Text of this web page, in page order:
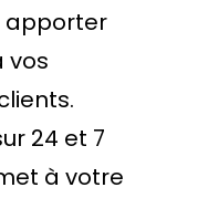
apporter
vos
24 et 7
à votre